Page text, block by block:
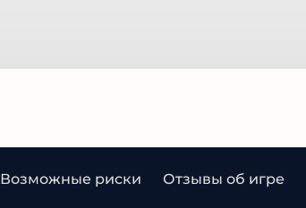
Возможные риски Отзывы об игре